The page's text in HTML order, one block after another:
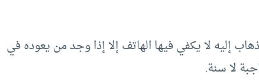
إليه لا يكفي فيها الهاتف إلا إذا وجد من يعوده في
لا سنة.